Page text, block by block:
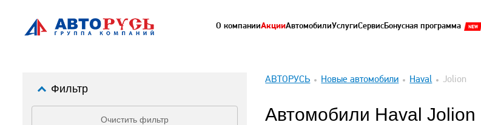
О компанииАкцииАвтомобилиУслугиСервисБонусная программа
Фильтр
Очистить фильтр
АВТОРУСЬ Новые автомобили Haval Jolion
Автомобили Haval Jolion